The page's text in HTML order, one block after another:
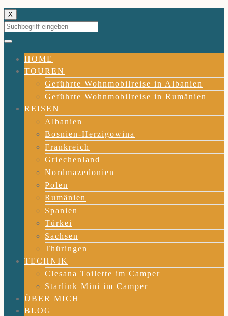
X
HOME
TOUREN
Geführte Wohnmobilreise in Albanien
Geführte Wohnmobilreise in Rumänien
REISEN
Albanien
Bosnien-Herzigowina
Frankreich
Griechenland
Nordmazedonien
Polen
Rumänien
Spanien
Türkei
Sachsen
Thüringen
TECHNIK
Clesana Toilette im Camper
Starlink Mini im Camper
ÜBER MICH
BLOG